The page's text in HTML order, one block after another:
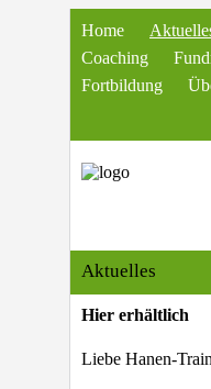
Home
Coaching
Fortbildung
Aktuelles
Hier erhältlich
Liebe Hanen-